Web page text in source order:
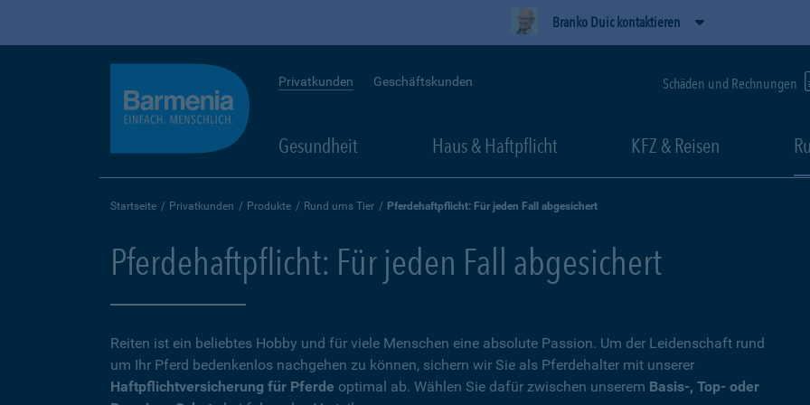
Branko Duic kontaktieren
Privatkunden Geschäftskunden Schäden und Rechnungen
Gesundheit Haus & Haftpflicht KFZ & Reisen
Startseite Privatkunden Produkte Rund ums Tier Pferdehaftpflicht: Für jeden Fall abgesichert
Pferdehaftpflicht: Für jeden Fall abgesichert
Reiten ist ein beliebtes Hobby und für viele Menschen eine absolute Passion. Um der Leidenschaft rund
um Ihr Pferd bedenkenlos nachgehen zu können, sichern wir Sie als Pferdehalter mit unserer
Haftpflichtversicherung für Pferde optimal ab. Wählen Sie dafür zwischen unserem Basis-, Top- oder